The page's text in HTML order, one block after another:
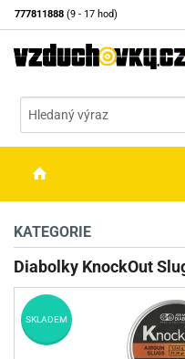
777811888 (9 - 17 hod)
OPTIKA
STŘELIVO
PŘÍSLUŠENSTVÍ
KATEGORIE
Diabolky KnockOut
SKLADEM